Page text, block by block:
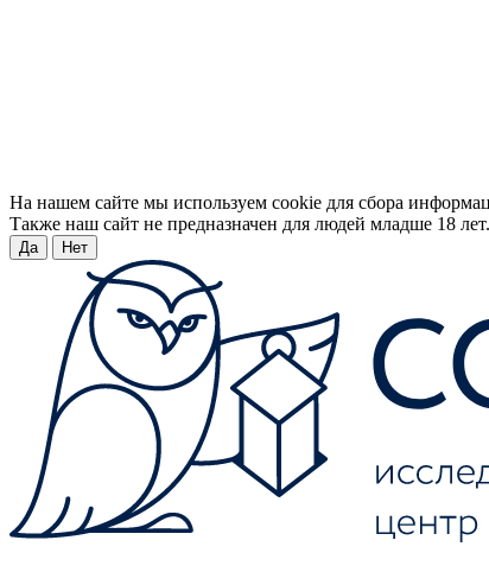
На нашем сайте мы используем cookie для сбора
Также наш сайт не предназначен для людей младше 18
Да Нет